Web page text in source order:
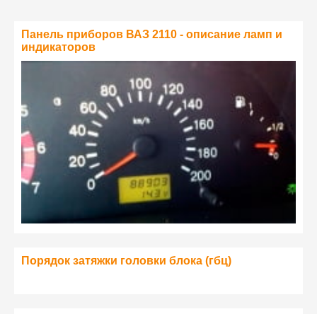
Панель приборов ВАЗ 2110 - описание ламп и
индикаторов
Порядок затяжки головки блока (гбц)